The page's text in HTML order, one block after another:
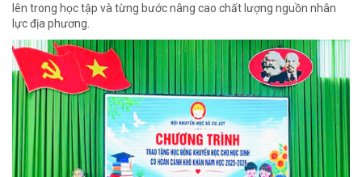
lên trong học tập và từng bước nâng cao chất lượng nguồn nhân
lực địa phương.